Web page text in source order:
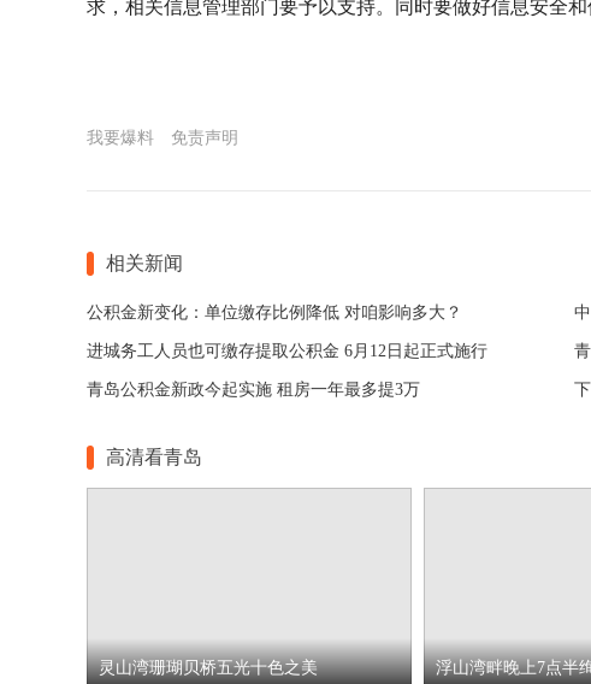
求，相关信息管理部门要予以支持。同时要做好信息安全和
我要爆料 免责声明
相关新闻
公积金新变化：单位缴存比例降低 对咱影响多大？
进城务工人员也可缴存提取公积金 6月12日起正式施行
青岛公积金新政今起实施 租房一年最多提3万
高清看青岛
灵山湾珊瑚贝桥五光十色之美 浮山湾畔晚上7点半